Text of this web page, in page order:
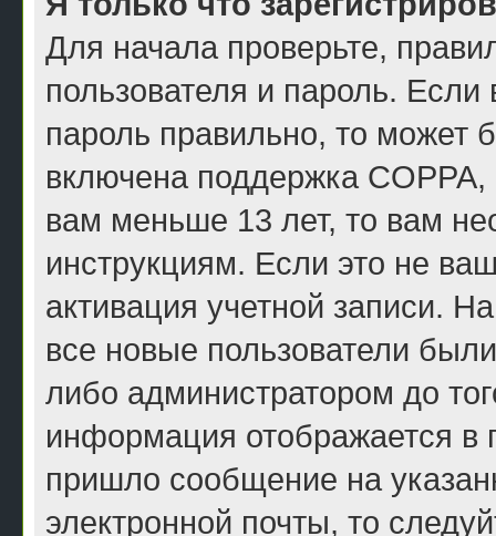
Для начала проверьте,
пользователя и пароль.
пароль правильно, то может
включена поддержка
вам меньше 13 лет, то вам
инструкциям. Если это не
активация учетной записи.
все новые пользователи
либо администратором до
информация отображается в
пришло сообщение на
электронной почты, то